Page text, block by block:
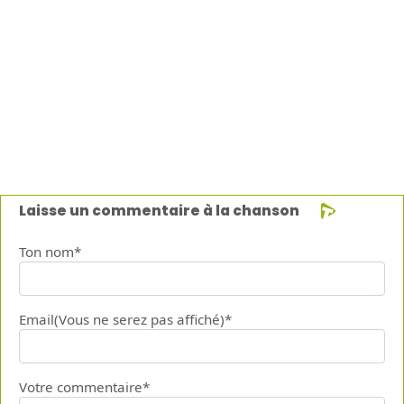
Laisse un commentaire à la chanson
Ton nom*
Email(Vous ne serez pas affiché)*
Votre commentaire*